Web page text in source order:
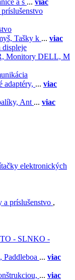
a s ... viac
Tašky k ... viac
Monitory DELL, M
adaptéry, ... viac
Ant ... viac
elektronických
a príslušenstvo ,
- SLNKO -
Paddleboa ... viac
... viac